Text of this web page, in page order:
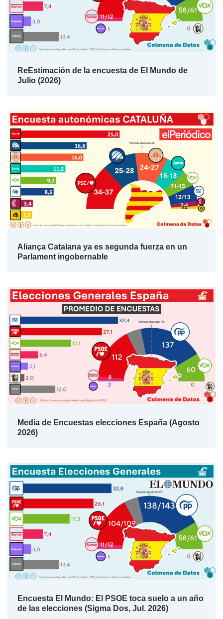
ReEstimación de la encuesta de El Mundo de
Julio (2026)
Aliança Catalana ya es segunda fuerza en un
Parlament ingobernable
Media de Encuestas elecciones España (Agosto
2026)
Encuesta El Mundo: El PSOE toca suelo a un año
de las elecciones (Sigma Dos, Jul. 2026)